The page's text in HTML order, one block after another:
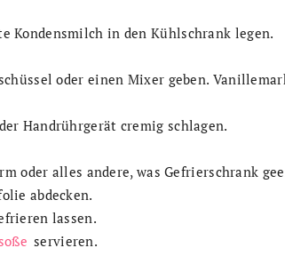
Kondensmilch in den Kühlschrank legen.
oder einen Mixer geben.
Handrührgerät cremig schlagen.
oder alles andere, was Gefrierschrank
abdecken.
lassen.
servieren.